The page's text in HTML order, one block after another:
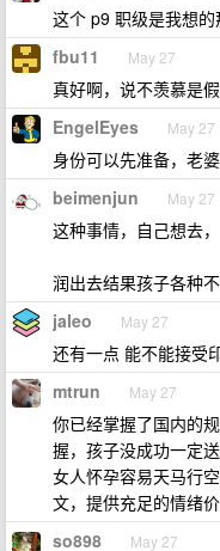
这个 p9 职级是我想
fbu11 May 27
真好啊，说不羡慕是
EngelEyes May 27
身份可以先准备，老
beimenjun May 27
这种事情，自己想去
润出去结果孩子各种
jaleo May 27
还有一点 能不能接受
mtrun May 27
你已经掌握了国内的
握，孩子没成功一定
女人怀孕容易天马行
文，提供充足的情绪
so898 May 27